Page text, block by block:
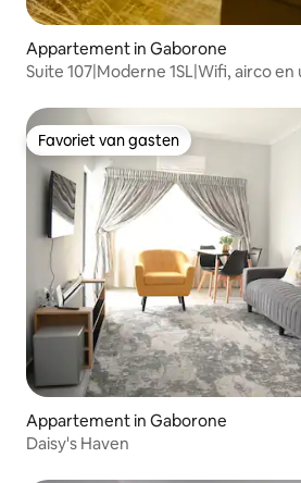
Appartement in Gaborone
Suite 107|Moderne 1SL|Wifi, airco
Favoriet van gasten
Favoriet van gasten
Appartement in Gaborone
Daisy's Haven